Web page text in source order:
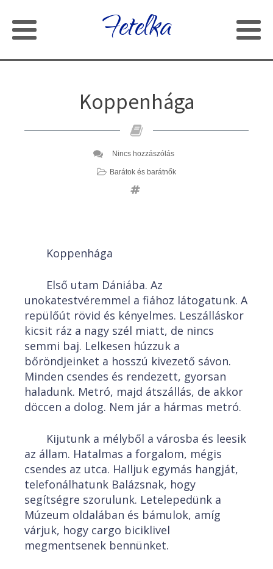
Fetelka
Koppenhága
Nincs hozzászólás
Barátok és barátnők
Koppenhága
Első utam Dániába. Az
unokatestvéremmel a fiához látogatunk. A
repülőút rövid és kényelmes. Leszálláskor
kicsit ráz a nagy szél miatt, de nincs
semmi baj. Lelkesen húzzuk a
bőröndjeinket a hosszú kivezető sávon.
Minden csendes és rendezett, gyorsan
haladunk. Metró, majd átszállás, de akkor
döccen a dolog. Nem jár a hármas metró.
Kijutunk a mélyből a városba és leesik
az állam. Hatalmas a forgalom, mégis
csendes az utca. Halljuk egymás hangját,
telefonálhatunk Balázsnak, hogy
segítségre szorulunk. Letelepedünk a
Múzeum oldalában és bámulok, amíg
várjuk, hogy cargo biciklivel
megmentsenek bennünket.